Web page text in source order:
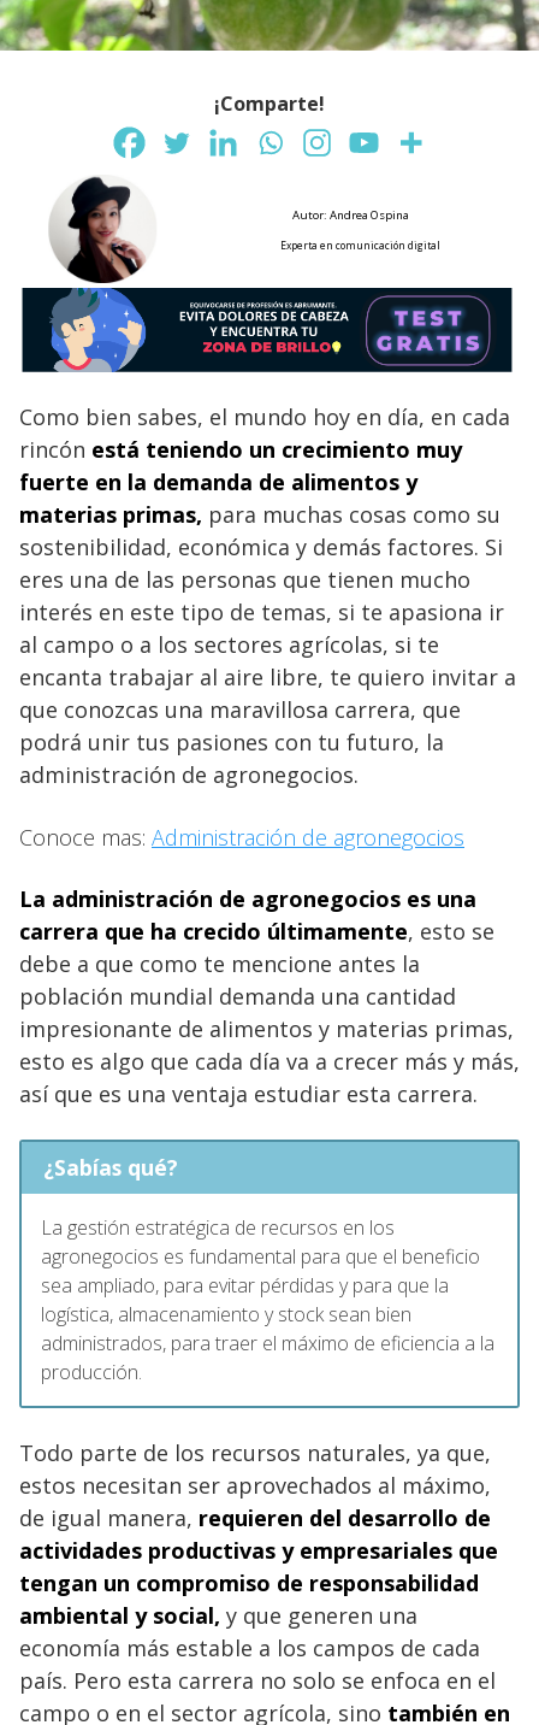
¡Comparte!
Autor: Andrea Ospina
Experta en comunicación digital
Como bien sabes, el mundo hoy en día, en cada
rincón está teniendo un crecimiento muy
fuerte en la demanda de alimentos y
materias primas, para muchas cosas como su
sostenibilidad, económica y demás factores. Si
eres una de las personas que tienen mucho
interés en este tipo de temas, si te apasiona ir
al campo o a los sectores agrícolas, si te
encanta trabajar al aire libre, te quiero invitar a
que conozcas una maravillosa carrera, que
podrá unir tus pasiones con tu futuro, la
administración de agronegocios.
Conoce mas: Administración de agronegocios
La administración de agronegocios es una
carrera que ha crecido últimamente, esto se
debe a que como te mencione antes la
población mundial demanda una cantidad
impresionante de alimentos y materias primas,
esto es algo que cada día va a crecer más y más,
así que es una ventaja estudiar esta carrera.
¿Sabías qué?
La gestión estratégica de recursos en los
agronegocios es fundamental para que el beneficio
sea ampliado, para evitar pérdidas y para que la
logística, almacenamiento y stock sean bien
administrados, para traer el máximo de eficiencia a la
producción.
Todo parte de los recursos naturales, ya que,
estos necesitan ser aprovechados al máximo,
de igual manera, requieren del desarrollo de
actividades productivas y empresariales que
tengan un compromiso de responsabilidad
ambiental y social, y que generen una
economía más estable a los campos de cada
país. Pero esta carrera no solo se enfoca en el
campo o en el sector agrícola, sino también en